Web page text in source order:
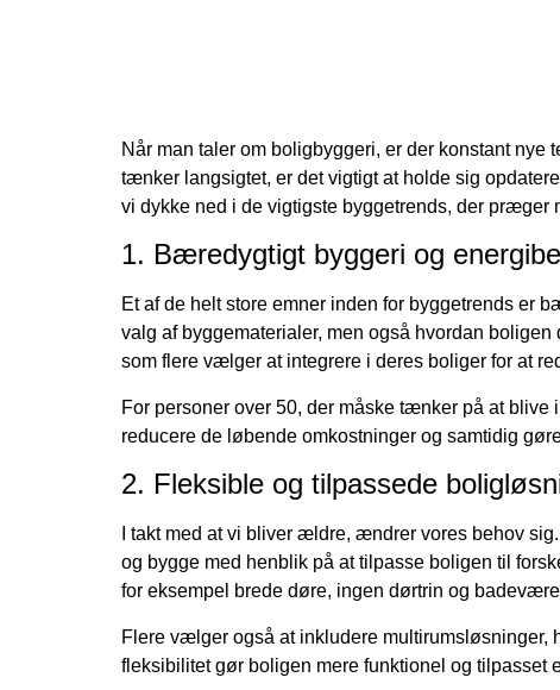
Når man taler om boligbyggeri, er der konstant nye
tænker langsigtet, er det vigtigt at holde sig
vi dykke ned i de vigtigste byggetrends, der præger
1. Bæredygtigt byggeri og
Et af de helt store emner inden for byggetrends er
valg af byggematerialer, men også hvordan
som flere vælger at integrere i deres boliger for at
For personer over 50, der måske tænker på at
reducere de løbende omkostninger og samtidig
2. Fleksible og tilpassede
I takt med at vi bliver ældre, ændrer vores behov
og bygge med henblik på at tilpasse boligen til
for eksempel brede døre, ingen dørtrin og
Flere vælger også at inkludere multirumsløsninger,
fleksibilitet gør boligen mere funktionel og tilpasset